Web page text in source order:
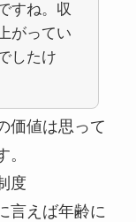
すね。収
がってい
したけ
価値は思って
度
言えば年齢に